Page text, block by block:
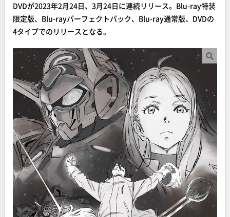
DVDが2023年2月24日、3月24日に連続リリース。Blu-ray特装
限定版、Blu-rayパーフェクトパック、Blu-ray通常版、DVDの
4タイプでのリリースとなる。